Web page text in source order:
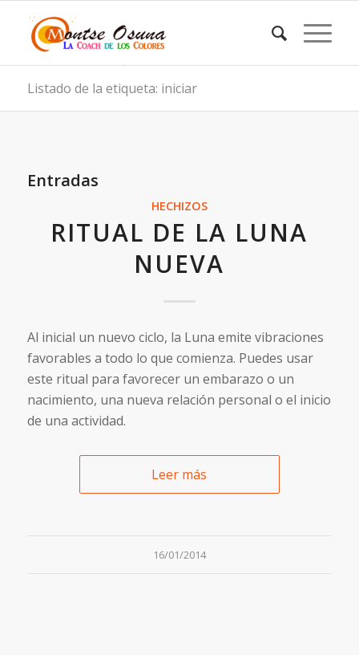
Listado de la etiqueta: iniciar
Entradas
HECHIZOS
RITUAL DE LA LUNA
NUEVA
Al inicial un nuevo ciclo, la Luna emite vibraciones
favorables a todo lo que comienza. Puedes usar
este ritual para favorecer un embarazo o un
nacimiento, una nueva relación personal o el inicio
de una actividad.
Leer más
16/01/2014